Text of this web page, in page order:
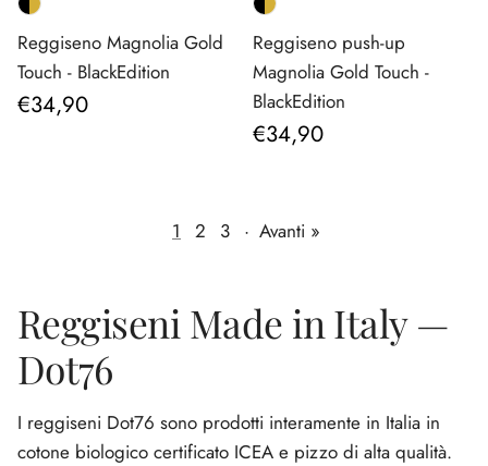
Reggiseno Magnolia Gold
Touch - BlackEdition
Prezzo normale
€34,90
Reggiseno push-up
Magnolia Gold Touch -
BlackEdition
Prezzo normale
€34,90
1 2 3 · Avanti »
Reggiseni Made in Italy —
Dot76
I reggiseni Dot76 sono prodotti interamente in Italia in
cotone biologico certificato ICEA e pizzo di alta qualità.